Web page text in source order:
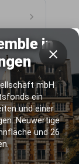
in
mbH
ein
und einer
Neuwertige
und 26